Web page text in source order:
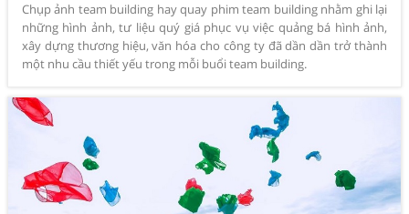
Chụp ảnh team building hay quay phim team building nhằm ghi lại
những hình ảnh, tư liệu quý giá phục vụ việc quảng bá hình ảnh,
xây dựng thương hiệu, văn hóa cho công ty đã dần dần trở thành
một nhu cầu thiết yếu trong mỗi buổi team building.